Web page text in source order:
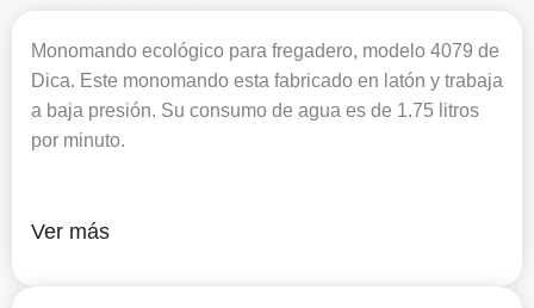
Monomando ecológico para fregadero, modelo 4079 de
Dica. Este monomando esta fabricado en latón y trabaja
a baja presión. Su consumo de agua es de 1.75 litros
por minuto.
Ver más